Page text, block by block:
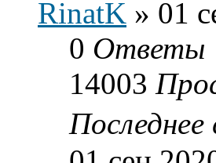
RinatK » 01
0 Ответы
14003